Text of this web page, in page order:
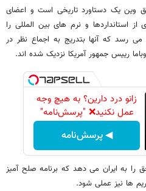
وین یک دستاورد تاریخی است و اعضای
استانداردها و نرم های بین المللی را
می رسد که آنها بتدریج به اجماع نظر در
رییس جمهور آمریکا نزدیک شده اند.
زانو درد دارین؟ به هیچ وجه
عمل نکنید❌ "پرسش‌نامه"
◀ پرسش‌نامه
به ایران می دهد که برنامه صلح آمیز
ها نیز عملی شود.